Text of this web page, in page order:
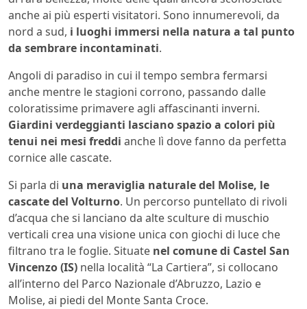
anche ai più esperti visitatori. Sono innumerevoli, da
nord a sud, i luoghi immersi nella natura a tal punto
da sembrare incontaminati.
Angoli di paradiso in cui il tempo sembra fermarsi
anche mentre le stagioni corrono, passando dalle
coloratissime primavere agli affascinanti inverni.
Giardini verdeggianti lasciano spazio a colori più
tenui nei mesi freddi anche lì dove fanno da perfetta
cornice alle cascate.
Si parla di una meraviglia naturale del Molise, le
cascate del Volturno. Un percorso puntellato di rivoli
d’acqua che si lanciano da alte sculture di muschio
verticali crea una visione unica con giochi di luce che
filtrano tra le foglie. Situate nel comune di Castel San
Vincenzo (IS) nella località “La Cartiera”, si collocano
all’interno del Parco Nazionale d’Abruzzo, Lazio e
Molise, ai piedi del Monte Santa Croce.